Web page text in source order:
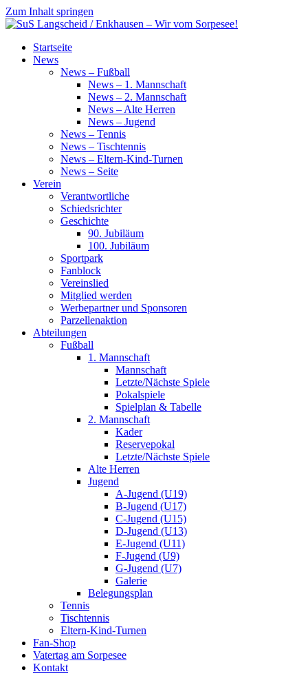
Zum Inhalt springen
SuS
Langscheid
Startseite
News
News – Fußball
News – 1. Mannschaft
News – 2. Mannschaft
News – Alte Herren
News – Jugend
News – Tennis
News – Tischtennis
News – Eltern-Kind-Turnen
News – Seite
Verein
Verantwortliche
Schiedsrichter
Geschichte
90. Jubiläum
100. Jubiläum
Sportpark
Fanblock
Vereinslied
Mitglied werden
Werbepartner und Sponsoren
Parzellenaktion
Abteilungen
Fußball
1. Mannschaft
Mannschaft
Letzte/Nächste Spiele
Pokalspiele
Spielplan & Tabelle
2. Mannschaft
Kader
Reservepokal
Letzte/Nächste Spiele
Alte Herren
Jugend
A-Jugend (U19)
B-Jugend (U17)
C-Jugend (U15)
D-Jugend (U13)
E-Jugend (U11)
F-Jugend (U9)
G-Jugend (U7)
Galerie
Belegungsplan
Tennis
Tischtennis
Eltern-Kind-Turnen
Fan-Shop
Vatertag am Sorpesee
Kontakt